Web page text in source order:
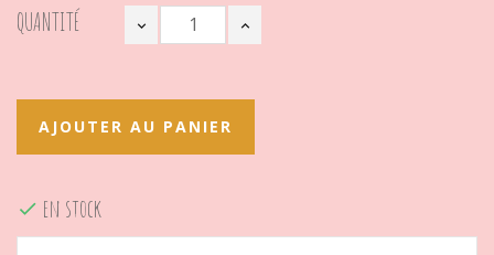
QUANTITÉ
AJOUTER AU PANIER
 en stock